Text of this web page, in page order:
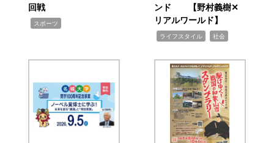
回戦
スポーツ
ンド 【野村義樹✕
リアルワールド】
ライフスタイル 社会